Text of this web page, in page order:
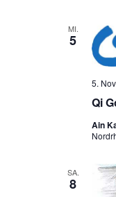
MI.
5
Qi
5.
Ain
SA.
8